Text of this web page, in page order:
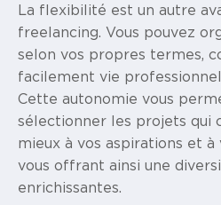
La flexibilité est un autre
freelancing. Vous pouvez
selon vos propres termes,
facilement vie
Cette autonomie vous
sélectionner les projets qui
mieux à vos aspirations et à
vous offrant ainsi une
enrichissantes.